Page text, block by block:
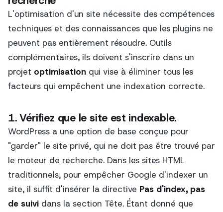
L'optimisation d'un site nécessite des compétences
techniques et des connaissances que les plugins ne
peuvent pas entièrement résoudre. Outils
complémentaires, ils doivent s'inscrire dans un
projet optimisation qui vise à éliminer tous les
facteurs qui empêchent une indexation correcte.
1. Vérifiez que le site est indexable.
WordPress a une option de base conçue pour
"garder" le site privé, qui ne doit pas être trouvé par
le moteur de recherche. Dans les sites HTML
traditionnels, pour empêcher Google d'indexer un
site, il suffit d'insérer la directive Pas d'index, pas
de suivi dans la section Tête. Étant donné que